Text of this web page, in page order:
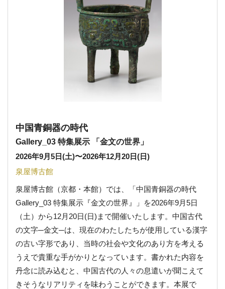
中国青銅器の時代
Gallery_03 特集展示 「金文の世界」
2026年9月5日(土)〜2026年12月20日(日)
泉屋博古館
泉屋博古館（京都・本館）では、「中国青銅器の時代
Gallery_03 特集展示『金文の世界』」を2026年9月5日
（土）から12月20日(日)まで開催いたします。中国古代
の文字─金文─は、現在のわたしたちが使用している漢字
の古い字形であり、当時の社会や文化のあり方を考える
うえで貴重な手がかりとなっています。書かれた内容を
丹念に読み込むと、中国古代の人々の息遣いが聞こえて
きそうなリアリティを味わうことができます。本展で